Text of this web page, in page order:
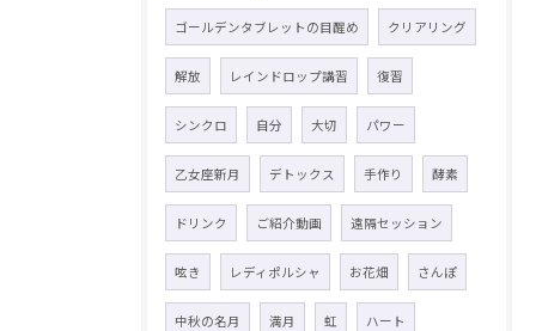
ゴールデンタブレットの目醒め クリアリング
解放 レインドロップ講習 復習
シンクロ 自分 大切 パワー
乙女座新月 デトックス 手作り 酵素
ドリンク ご紹介動画 遠隔セッション
呟き レディポルシャ お花畑 さんぽ
中秋の名月 満月 虹 ハート